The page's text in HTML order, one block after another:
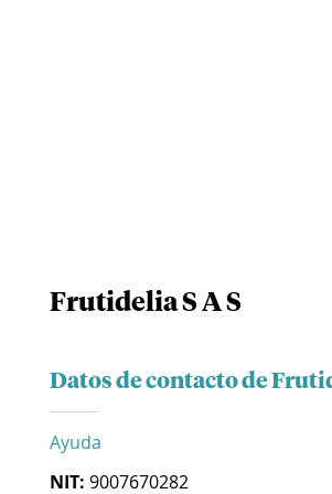
Frutidelia S A S
Datos de contacto de
Ayuda
NIT: 9007670282